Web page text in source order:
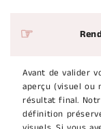
Avant de valider
aperçu (visuel
résultat final.
définition